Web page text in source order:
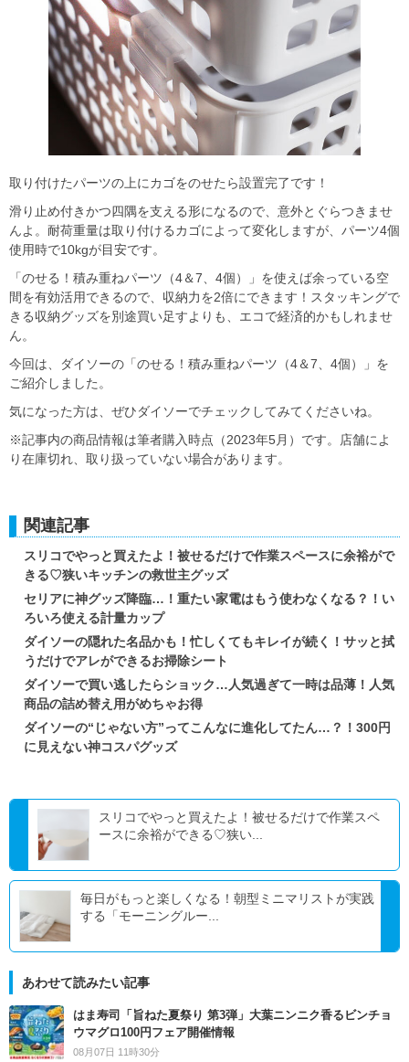
取り付けたパーツの上にカゴをのせたら設置完了です！
滑り止め付きかつ四隅を支える形になるので、意外とぐらつきませ
んよ。耐荷重量は取り付けるカゴによって変化しますが、パーツ4個
使用時で10kgが目安です。
「のせる！積み重ねパーツ（4＆7、4個）」を使えば余っている空
間を有効活用できるので、収納力を2倍にできます！スタッキングで
きる収納グッズを別途買い足すよりも、エコで経済的かもしれませ
ん。
今回は、ダイソーの「のせる！積み重ねパーツ（4＆7、4個）」を
ご紹介しました。
気になった方は、ぜひダイソーでチェックしてみてくださいね。
※記事内の商品情報は筆者購入時点（2023年5月）です。店舗によ
り在庫切れ、取り扱っていない場合があります。
関連記事
スリコでやっと買えたよ！被せるだけで作業スペースに余裕がで
きる♡狭いキッチンの救世主グッズ
セリアに神グッズ降臨…！重たい家電はもう使わなくなる？！い
ろいろ使える計量カップ
ダイソーの隠れた名品かも！忙しくてもキレイが続く！サッと拭
うだけでアレができるお掃除シート
ダイソーで買い逃したらショック…人気過ぎて一時は品薄！人気
商品の詰め替え用がめちゃお得
ダイソーの“じゃない方”ってこんなに進化してたん…？！300円
に見えない神コスパグッズ
スリコでやっと買えたよ！被せるだけで作業スペ
ースに余裕ができる♡狭い...
毎日がもっと楽しくなる！朝型ミニマリストが実践
する「モーニングルー...
あわせて読みたい記事
はま寿司「旨ねた夏祭り 第3弾」大葉ニンニク香るビンチョ
ウマグロ100円フェア開催情報
08月07日 11時30分